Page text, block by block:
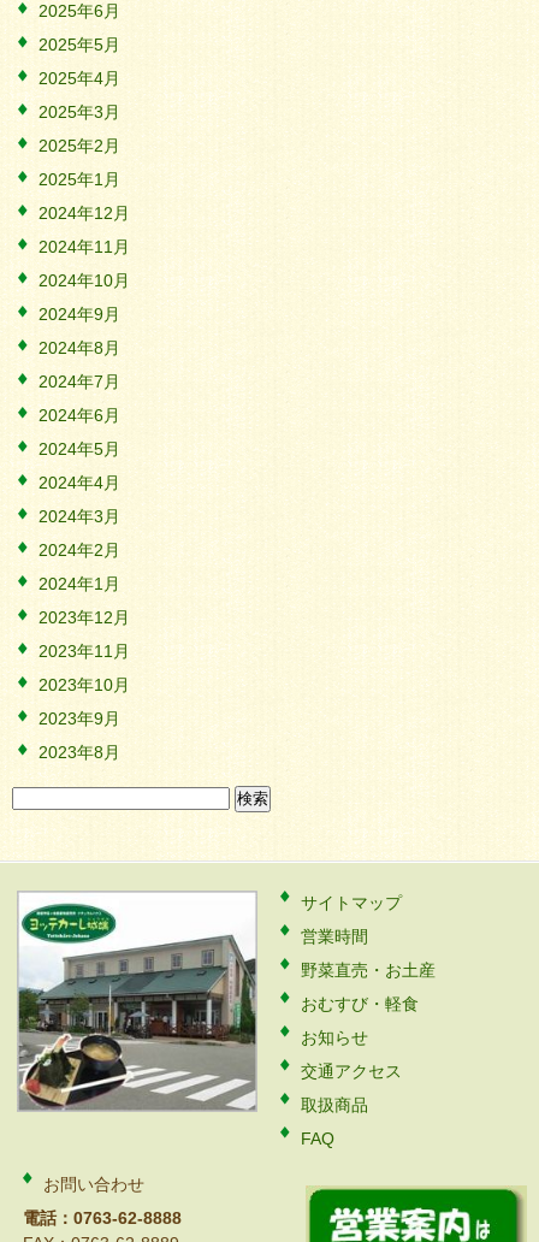
2025年6月
2025年5月
2025年4月
2025年3月
2025年2月
2025年1月
2024年12月
2024年11月
2024年10月
2024年9月
2024年8月
2024年7月
2024年6月
2024年5月
2024年4月
2024年3月
2024年2月
2024年1月
2023年12月
2023年11月
2023年10月
2023年9月
2023年8月
索:
サイトマップ
営業時間
野菜直売・お土産
おむすび・軽食
お知らせ
交通アクセス
取扱商品
FAQ
お問い合わせ
電話：0763-62-8888